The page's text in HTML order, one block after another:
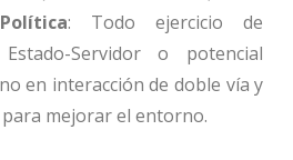
: Todo ejercicio de
Servidor o potencial
en interacción de doble vía y
mejorar el entorno.